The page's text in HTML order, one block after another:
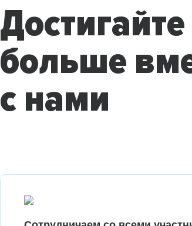
Достигайте
больше
с нами